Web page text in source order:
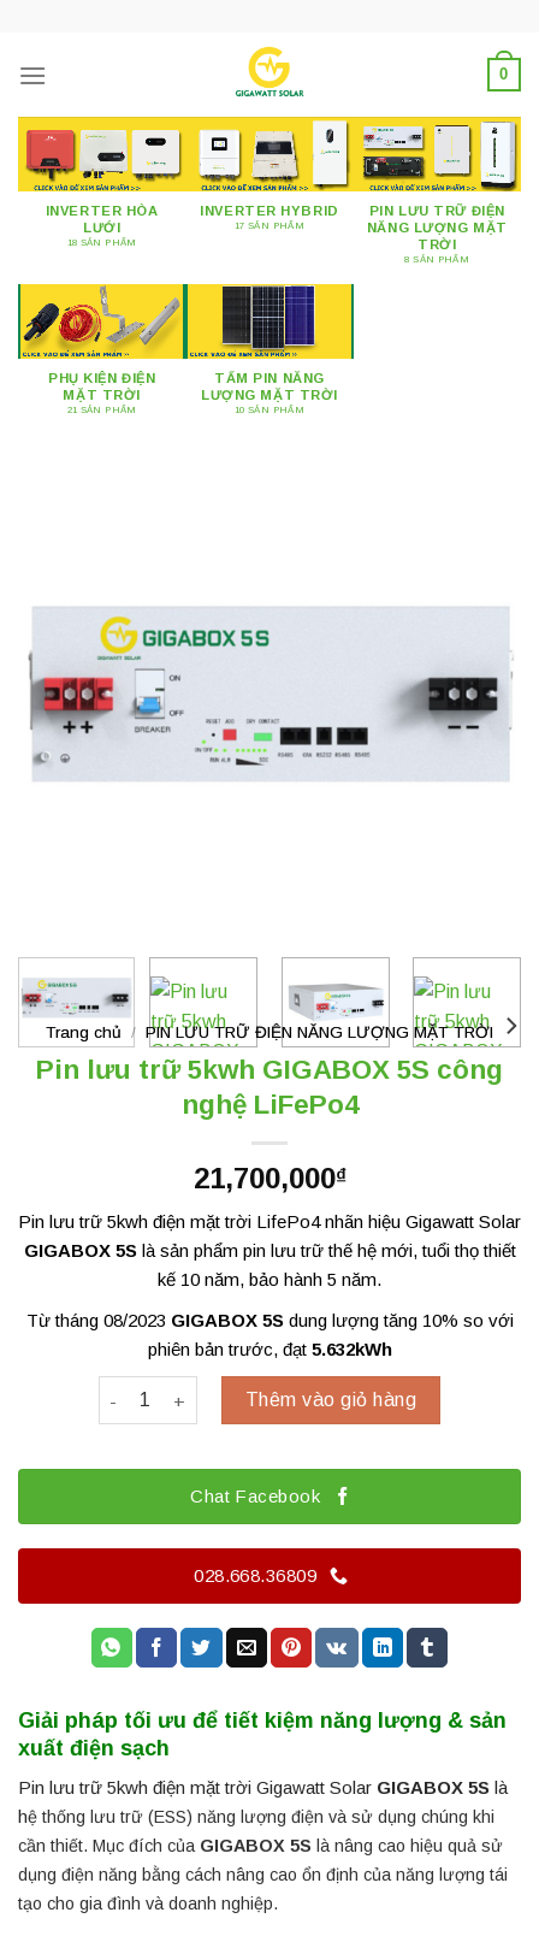
content
0
INVERTER HÒA
LƯỚI
18 SẢN PHẨM
INVERTER HYBRID
17 SẢN PHẨM
PIN LƯU TRỮ ĐIỆN
NĂNG LƯỢNG MẶT
TRỜI
8 SẢN PHẨM
PHỤ KIỆN ĐIỆN
MẶT TRỜI
21 SẢN PHẨM
TẤM PIN NĂNG
LƯỢNG MẶT TRỜI
10 SẢN PHẨM
Trang chủ / PIN LƯU TRỮ ĐIỆN NĂNG LƯỢNG MẶT TRỜI
Pin lưu trữ 5kwh GIGABOX 5S công
nghệ LiFePo4
21,700,000₫
Pin lưu trữ 5kwh điện mặt trời LifePo4 nhãn hiệu Gigawatt Solar
GIGABOX 5Slà sản phẩm pin lưu trữ thế hệ mới, tuổi thọ thiết
kế 10 năm, bảo hành 5 năm.
Từ tháng 08/2023 GIGABOX 5S dung lượng tăng 10% so với
phiên bản trước, đạt 5.632kWh
Pin lưu trữ 5kwh GIGABOX 5S công nghệ LiFePo4
Thêm vào giỏ hàng
Chat Facebook
028.668.36809
Giải pháp tối ưu để tiết kiệm năng lượng & sản
xuất điện sạch
Pin lưu trữ 5kwh điện mặt trời Gigawatt Solar GIGABOX 5S là
hệ thống lưu trữ (ESS) năng lượng điện và sử dụng chúng khi
cần thiết. Mục đích của GIGABOX 5S là nâng cao hiệu quả sử
dụng điện năng bằng cách nâng cao ổn định của năng lượng tái
tạo cho gia đình và doanh nghiệp.